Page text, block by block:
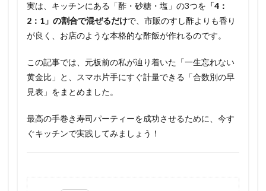
実は、キッチンにある「酢・砂糖・塩」の3つを 「4：
2：1」の割合で混ぜるだけで、市販のすし酢よりも香り
が良く、お店のような本格的な酢飯が作れるのです。
この記事では、元板前の私が辿り着いた「一生忘れない
黄金比」と、スマホ片手にすぐ計量できる「合数別の早
見表」をまとめました。
最高の手巻き寿司パーティーを成功させるために、今す
ぐキッチンで実践してみましょう！